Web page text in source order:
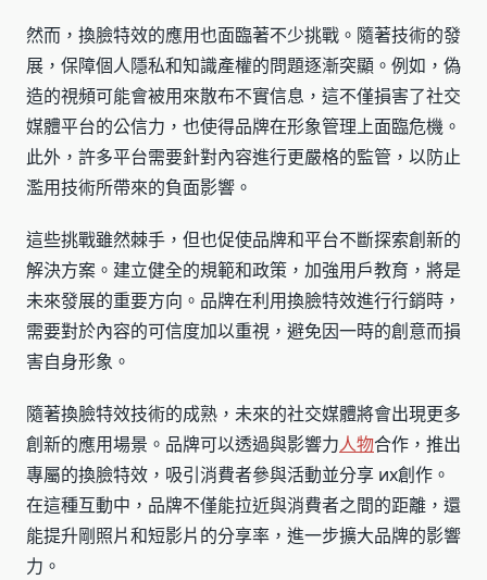
然而，換臉特效的應用也面臨著不少挑戰。隨著技術的發
展，保障個人隱私和知識產權的問題逐漸突顯。例如，偽
造的視頻可能會被用來散布不實信息，這不僅損害了社交
媒體平台的公信力，也使得品牌在形象管理上面臨危機。
此外，許多平台需要針對內容進行更嚴格的監管，以防止
濫用技術所帶來的負面影響。
這些挑戰雖然棘手，但也促使品牌和平台不斷探索創新的
解決方案。建立健全的規範和政策，加強用戶教育，將是
未來發展的重要方向。品牌在利用換臉特效進行行銷時，
需要對於內容的可信度加以重視，避免因一時的創意而損
害自身形象。
隨著換臉特效技術的成熟，未來的社交媒體將會出現更多
創新的應用場景。品牌可以透過與影響力人物合作，推出
專屬的換臉特效，吸引消費者參與活動並分享 их創作。
在這種互動中，品牌不僅能拉近與消費者之間的距離，還
能提升剛照片和短影片的分享率，進一步擴大品牌的影響
力。